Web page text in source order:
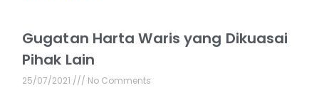
Gugatan Harta Waris yang Dikuasai
Pihak Lain
25/07/2021 No Comments